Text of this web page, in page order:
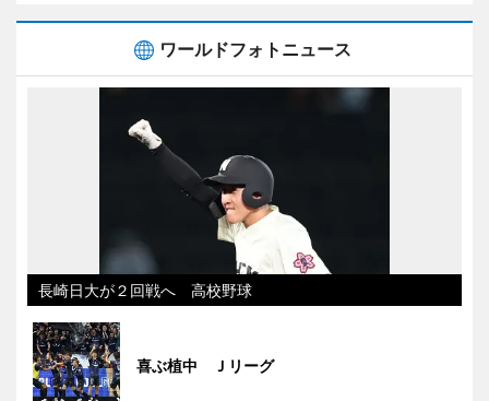
ワールドフォトニュース
長崎日大が２回戦へ 高校野球
喜ぶ植中 Ｊリーグ